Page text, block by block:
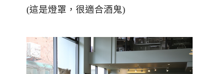
(這是燈罩，很適合酒鬼)